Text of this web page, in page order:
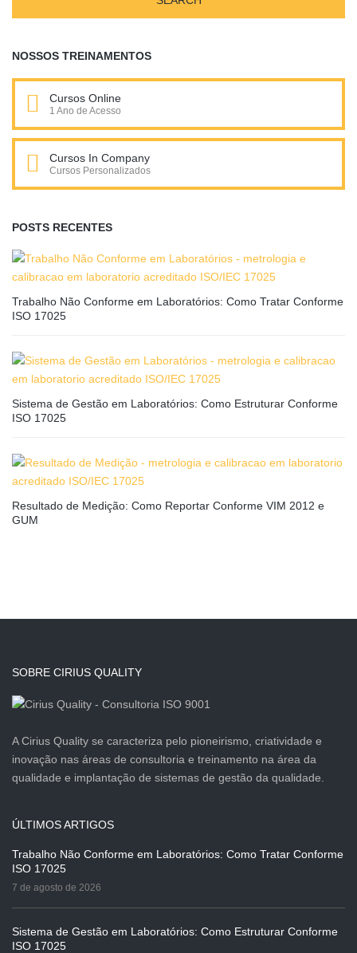
NOSSOS TREINAMENTOS
Cursos Online
1 Ano de Acesso
Cursos In Company
Cursos Personalizados
POSTS RECENTES
Trabalho Não Conforme em Laboratórios: Como Tratar Conforme
ISO 17025
Sistema de Gestão em Laboratórios: Como Estruturar Conforme
ISO 17025
Resultado de Medição: Como Reportar Conforme VIM 2012 e
GUM
SOBRE CIRIUS QUALITY
A Cirius Quality se caracteriza pelo pioneirismo, criatividade e
inovação nas áreas de consultoria e treinamento na área da
qualidade e implantação de sistemas de gestão da qualidade.
ÚLTIMOS ARTIGOS
Trabalho Não Conforme em Laboratórios: Como Tratar Conforme
ISO 17025
7 de agosto de 2026
Sistema de Gestão em Laboratórios: Como Estruturar Conforme
ISO 17025